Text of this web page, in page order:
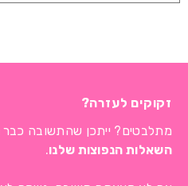
זקוקים לעזרה?
מתלבטים? ייתכן שהתשובה
השאלות הנפוצות שלנו.